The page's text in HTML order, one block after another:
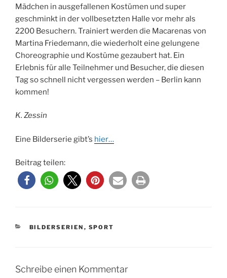
Mädchen in ausgefallenen Kostümen und super
geschminkt in der vollbesetzten Halle vor mehr als
2200 Besuchern. Trainiert werden die Macarenas von
Martina Friedemann, die wiederholt eine gelungene
Choreographie und Kostüme gezaubert hat. Ein
Erlebnis für alle Teilnehmer und Besucher, die diesen
Tag so schnell nicht vergessen werden – Berlin kann
kommen!
K. Zessin
Eine Bilderserie gibt’s hier…
Beitrag teilen:
KATEGORIEN
BILDERSERIEN , SPORT
Schreibe einen Kommentar